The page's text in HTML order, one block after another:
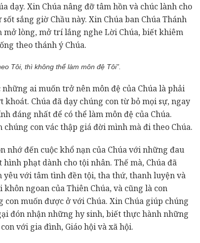
dạy. Xin Chúa nâng đỡ tâm hồn và chúc lành cho
sắng giờ Chầu này. Xin Chúa ban Chúa Thánh
mở lòng, mở trí lắng nghe Lời Chúa, biết khiêm
theo thánh ý Chúa.
Tôi, thì không thể làm môn đệ Tôi”.
những ai muốn trở nên môn đệ của Chúa là phải
khoát. Chúa đã dạy chúng con từ bỏ mọi sự, ngay
đáng nhất để có thể làm môn đệ của Chúa.
con vác thập giá đời mình mà đi theo Chúa.
nhớ đến cuộc khổ nạn của Chúa với những đau
phạt dành cho tội nhân. Thế mà, Chúa đã
với tâm tình đền tội, tha thứ, thanh luyện và
ngoan của Thiên Chúa, và cũng là con
con muốn được ở với Chúa. Xin Chúa giúp chúng
đón nhận những hy sinh, biết thực hành những
với gia đình, Giáo hội và xã hội.